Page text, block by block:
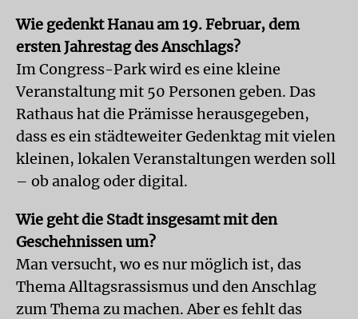
Wie gedenkt Hanau am 19. Februar, dem
ersten Jahrestag des Anschlags?
Im Congress-Park wird es eine kleine
Veranstaltung mit 50 Personen geben. Das
Rathaus hat die Prämisse herausgegeben,
dass es ein städteweiter Gedenktag mit vielen
kleinen, lokalen Veranstaltungen werden soll
– ob analog oder digital.
Wie geht die Stadt insgesamt mit den
Geschehnissen um?
Man versucht, wo es nur möglich ist, das
Thema Alltagsrassismus und den Anschlag
zum Thema zu machen. Aber es fehlt das